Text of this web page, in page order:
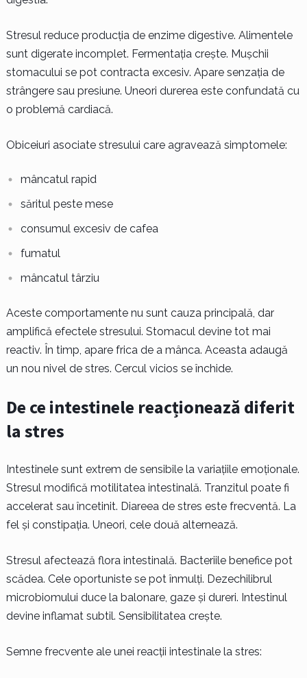
Stresul reduce producția de enzime digestive. Alimentele
sunt digerate incomplet. Fermentația crește. Mușchii
stomacului se pot contracta excesiv. Apare senzația de
strângere sau presiune. Uneori durerea este confundată cu
o problemă cardiacă.
Obiceiuri asociate stresului care agravează simptomele:
mâncatul rapid
săritul peste mese
consumul excesiv de cafea
fumatul
mâncatul târziu
Aceste comportamente nu sunt cauza principală, dar
amplifică efectele stresului. Stomacul devine tot mai
reactiv. În timp, apare frica de a mânca. Aceasta adaugă
un nou nivel de stres. Cercul vicios se închide.
De ce intestinele reacționează diferit
la stres
Intestinele sunt extrem de sensibile la variațiile emoționale.
Stresul modifică motilitatea intestinală. Tranzitul poate fi
accelerat sau încetinit. Diareea de stres este frecventă. La
fel și constipația. Uneori, cele două alternează.
Stresul afectează flora intestinală. Bacteriile benefice pot
scădea. Cele oportuniste se pot înmulți. Dezechilibrul
microbiomului duce la balonare, gaze și dureri. Intestinul
devine inflamat subtil. Sensibilitatea crește.
Semne frecvente ale unei reacții intestinale la stres: